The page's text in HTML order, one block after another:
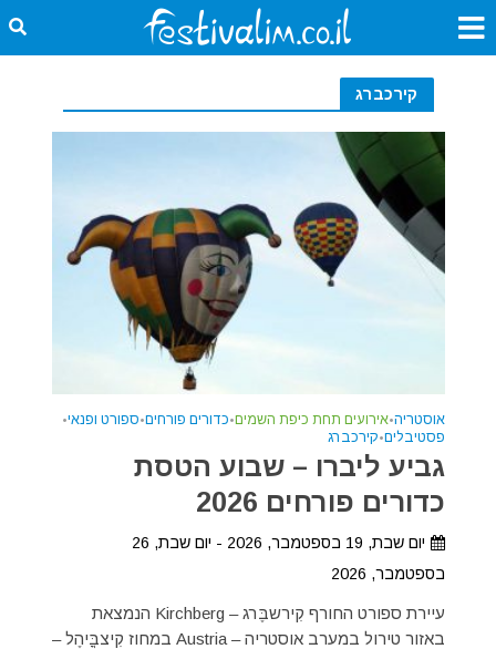
קירכברג
אוסטריה•אירועים תחת כיפת השמים•כדורים פורחים•ספורט ופנאי•
פסטיבלים•קירכברג
גביע ליברו – שבוע הטסת
כדורים פורחים 2026
יום שבת, 19 בספטמבר, 2026 - יום שבת, 26
בספטמבר, 2026
עיירת ספורט החורף קִירשבֶּרג – Kirchberg הנמצאת
באזור טירול במערב אוסטריה – Austria במחוז קִיצבֳּיהֶל –